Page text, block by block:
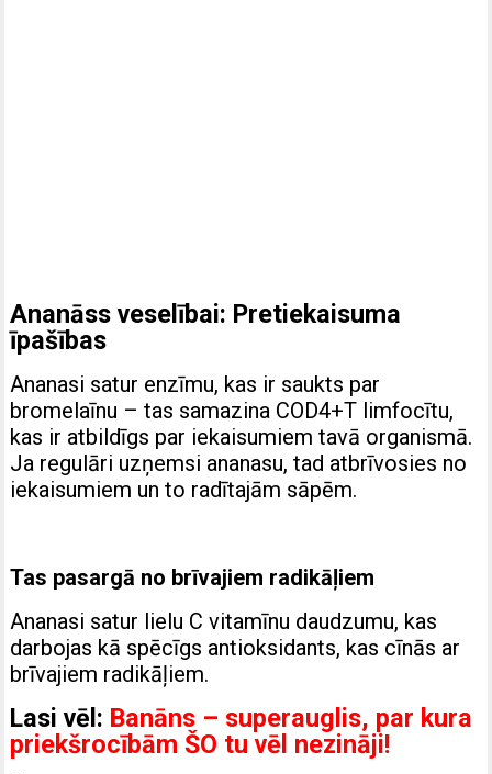
Ananāss veselībai: Pretiekaisuma
īpašības
Ananasi satur enzīmu, kas ir saukts par
bromelaīnu – tas samazina COD4+T limfocītu,
kas ir atbildīgs par iekaisumiem tavā organismā.
Ja regulāri uzņemsi ananasu, tad atbrīvosies no
iekaisumiem un to radītajām sāpēm.
Tas pasargā no brīvajiem radikāļiem
Ananasi satur lielu C vitamīnu daudzumu, kas
darbojas kā spēcīgs antioksidants, kas cīnās ar
brīvajiem radikāļiem.
Lasi vēl: Banāns – superauglis, par kura
priekšrocībām ŠO tu vēl nezināji!